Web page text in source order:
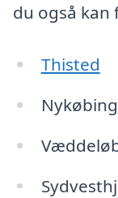
du også
Thisted